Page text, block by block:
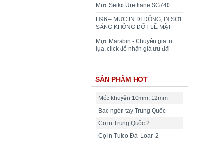
Mực Seiko Urethane SG740
H96 – MỰC IN DI ĐỘNG, IN SỢI
SÁNG KHÔNG ĐỐT BỀ MẶT
Mực Marabin - Chuyên gia in
lụa, click để nhận giá ưu đãi
SẢN PHẨM HOT
Móc khuyên 10mm, 12mm
Bao ngón tay Trung Quốc
Cọ in Trung Quốc 2
Cọ in Tuico Đài Loan 2